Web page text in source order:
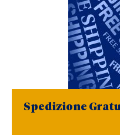
Spedizione